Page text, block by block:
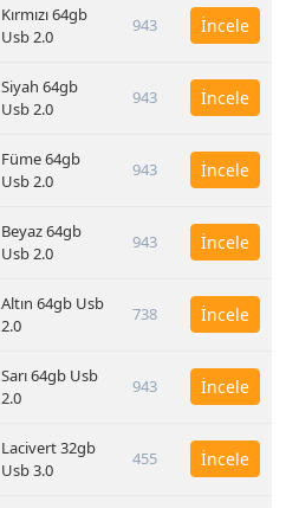
Kırmızı 64gb
Usb 2.0
943 İncele
Siyah 64gb
Usb 2.0
943 İncele
Füme 64gb
Usb 2.0
943 İncele
Beyaz 64gb
Usb 2.0
943 İncele
Altın 64gb Usb
2.0
738 İncele
Sarı 64gb Usb
2.0
943 İncele
Lacivert 32gb
Usb 3.0
455 İncele